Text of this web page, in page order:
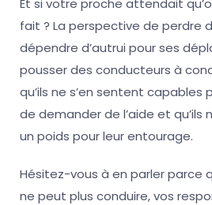
fait ? La perspective de perdre
dépendre d’autrui pour ses
pousser des conducteurs à
qu’ils ne s’en sentent capables
de demander de l’aide et qu’ils
un poids pour leur entourage.
Hésitez-vous à en parler parce
ne peut plus conduire, vos